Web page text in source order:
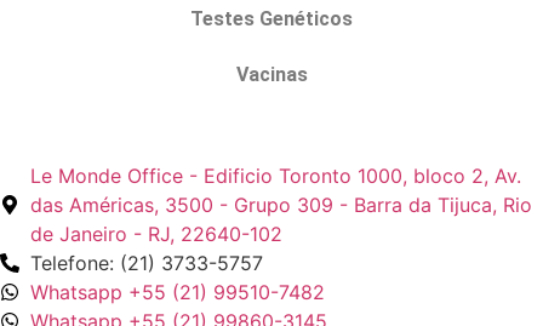
Testes Genéticos
Vacinas
Le Monde Office - Edificio Toronto 1000, bloco 2, Av.
das Américas, 3500 - Grupo 309 - Barra da Tijuca, Rio
de Janeiro - RJ, 22640-102
Telefone: (21) 3733-5757
Whatsapp +55 (21) 99510-7482